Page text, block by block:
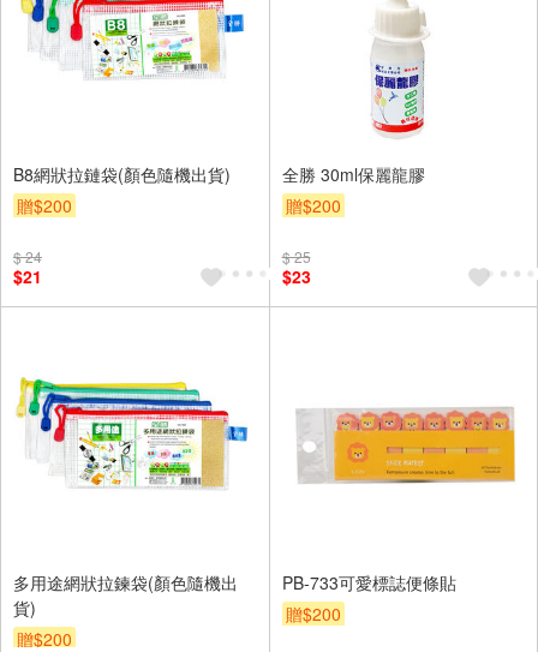
B8網狀拉鏈袋(顏色隨機出貨)
贈$200
$ 24
$21
全勝 30ml保麗龍膠
贈$200
$ 25
$23
多用途網狀拉鍊袋(顏色隨機出
貨)
贈$200
PB-733可愛標誌便條貼
贈$200